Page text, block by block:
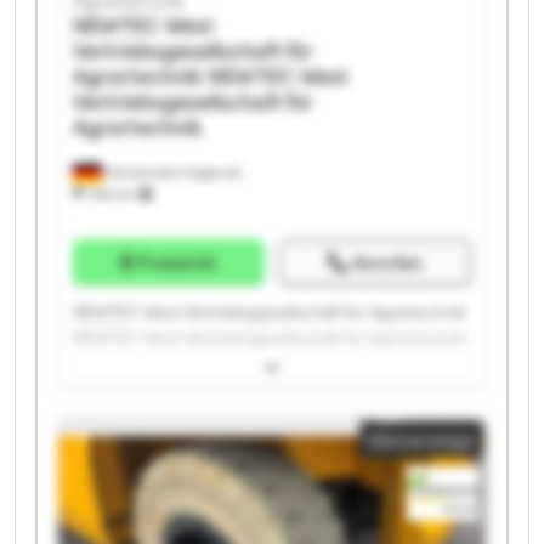
Heinbockel-Hagenah
766 km
NEWTEC West
Vertriebsgesellschaft für
Agrartechnik NEWTEC West
Vertriebsgesellschaft für
Agrartechnik
Preisinfo Anrufen
NEWTEC West Vertriebsgesellschaft für Agrartechnik
NEWTEC West Vertriebsgesellschaft für Agrartechnik
NEWTEC West Vertriebsgesellschaft für Agrartechnik
NEWTEC West Vertriebsgesellschaft für Agrartechnik
NEWTEC West Vertriebsgesellschaft für Agrartechnik
NEWTEC West Vertriebsgesellschaft für Agrartechnik
NEWTEC West Vertriebsgesellschaft für Agrartechnik
Kleinanzeige